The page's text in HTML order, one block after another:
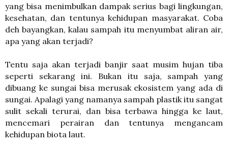
yang bisa menimbulkan dampak serius bagi lingkungan,
kesehatan, dan tentunya kehidupan masyarakat. Coba
deh bayangkan, kalau sampah itu menyumbat aliran air,
apa yang akan terjadi?
Tentu saja akan terjadi banjir saat musim hujan tiba
seperti sekarang ini. Bukan itu saja, sampah yang
dibuang ke sungai bisa merusak ekosistem yang ada di
sungai. Apalagi yang namanya sampah plastik itu sangat
sulit sekali terurai, dan bisa terbawa hingga ke laut,
mencemari perairan dan tentunya mengancam
kehidupan biota laut.